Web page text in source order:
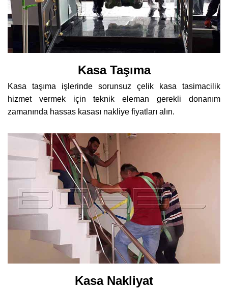
Kasa Taşıma
Kasa taşıma işlerinde sorunsuz çelik kasa tasimacilik
hizmet vermek için teknik eleman gerekli donanım
zamanında hassas kasası nakliye fiyatları alın.
Kasa Nakliyat